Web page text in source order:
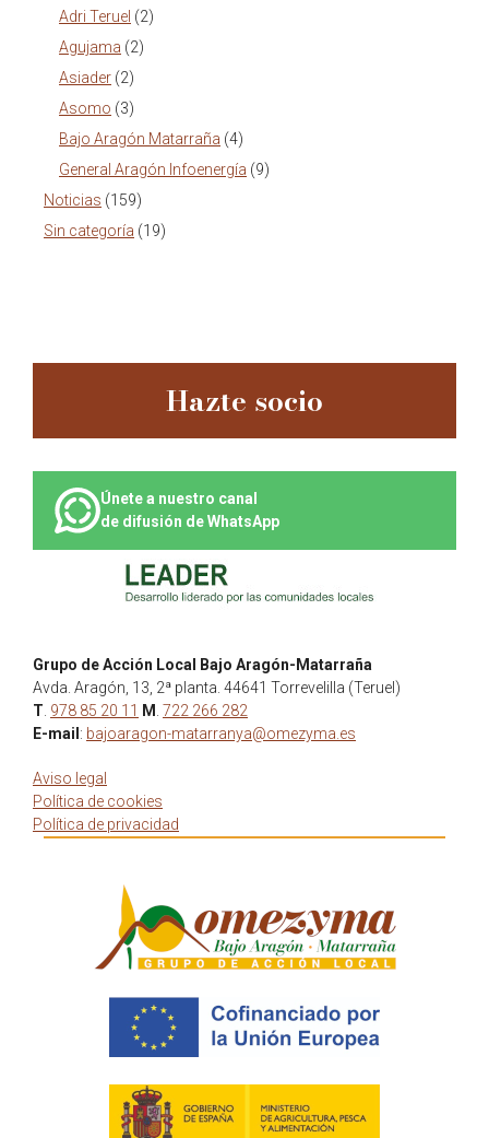
Adri Teruel (2)
Agujama (2)
Asiader (2)
Asomo (3)
Bajo Aragón Matarraña (4)
General Aragón Infoenergía (9)
Noticias (159)
Sin categoría (19)
Hazte socio
Únete a nuestro canal
de difusión de WhatsApp
Grupo de Acción Local Bajo Aragón-Matarraña
Avda. Aragón, 13, 2ª planta. 44641 Torrevelilla (Teruel)
T 978 85 20 11 M 722 266 282
E-mail : bajoaragon-matarranya@omezyma.es
Aviso legal
Política de cookies
Política de privacidad